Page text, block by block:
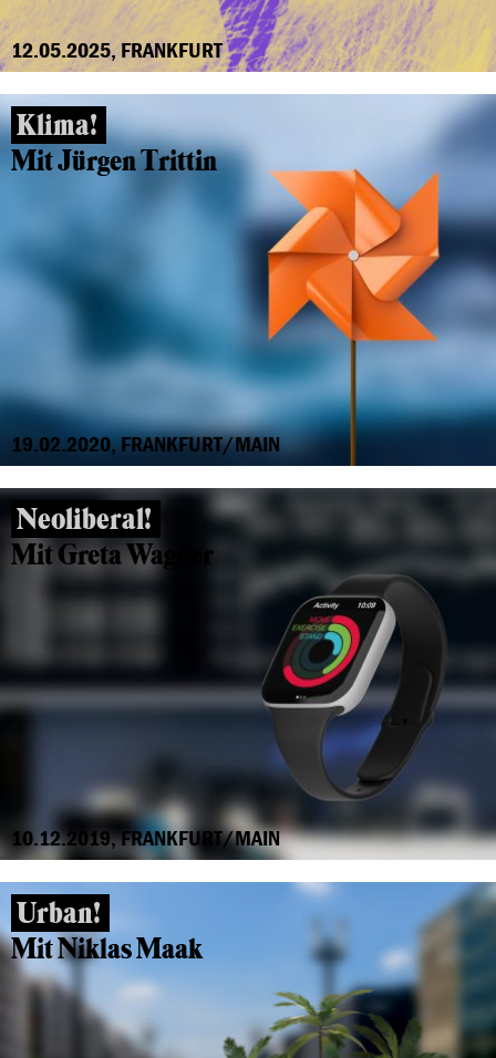
12.05.2025, FRANKFURT
Klima!
Mit Jürgen Trittin
19.02.2020, FRANKFURT/MAIN
Neoliberal!
Mit Greta Wagner
10.12.2019, FRANKFURT/MAIN
Urban!
Mit Niklas Maak